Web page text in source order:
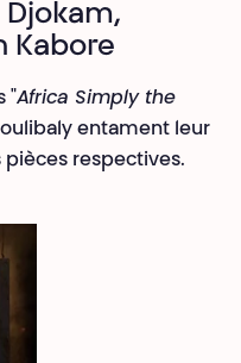
Djokam,
Kabore
"Africa Simply the
entament leur
respectives.